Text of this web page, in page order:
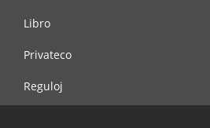
Libro
Privateco
Reguloj